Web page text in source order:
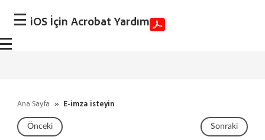
iOS İçin Acrobat Yardım
Ana Sayfa » E-imza isteyin
Sonraki
Önceki